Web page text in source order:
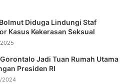
Diduga Lindungi Staf
Kasus Kekerasan Seksual
Jadi Tuan Rumah Utama
Presiden RI
2024